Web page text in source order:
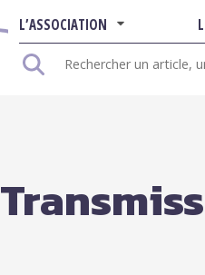
L’ASSOCIATION
Rechercher